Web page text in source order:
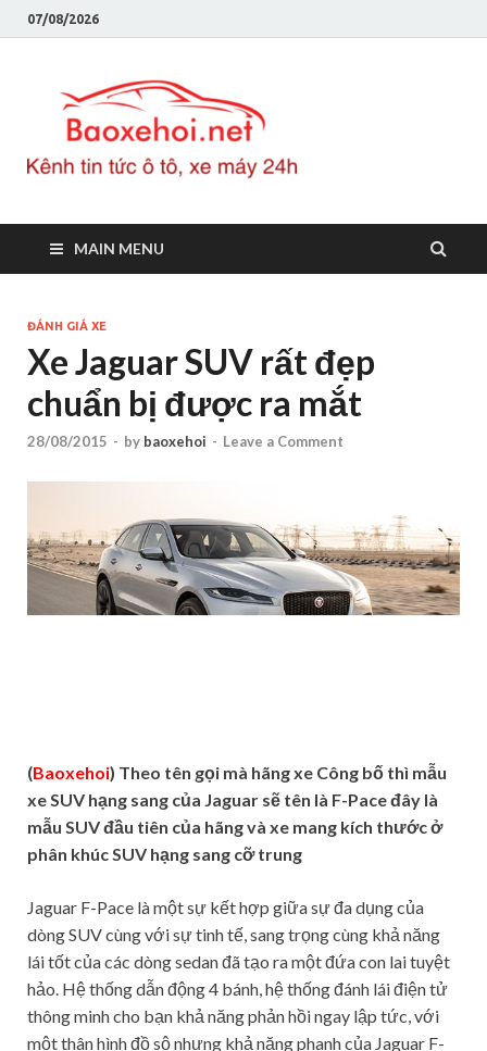
07/08/2026
MAIN MENU
ĐÁNH GIÁ XE
Xe Jaguar SUV rất đẹp
chuẩn bị được ra mắt
28/08/2015 - by baoxehoi - Leave a Comment
(Baoxehoi) Theo tên gọi mà hãng xe Công bố thì mẫu
xe SUV hạng sang của Jaguar sẽ tên là F-Pace đây là
mẫu SUV đầu tiên của hãng và xe mang kích thước ở
phân khúc SUV hạng sang cỡ trung
Jaguar F-Pace là một sự kết hợp giữa sự đa dụng của
dòng SUV cùng với sự tinh tế, sang trọng cùng khả năng
lái tốt của các dòng sedan đã tạo ra một đứa con lai tuyệt
hảo. Hệ thống dẫn động 4 bánh, hệ thống đánh lái điện tử
thông minh cho bạn khả năng phản hồi ngay lập tức, với
một thân hình đồ sộ nhưng khả năng phanh của Jaguar F-